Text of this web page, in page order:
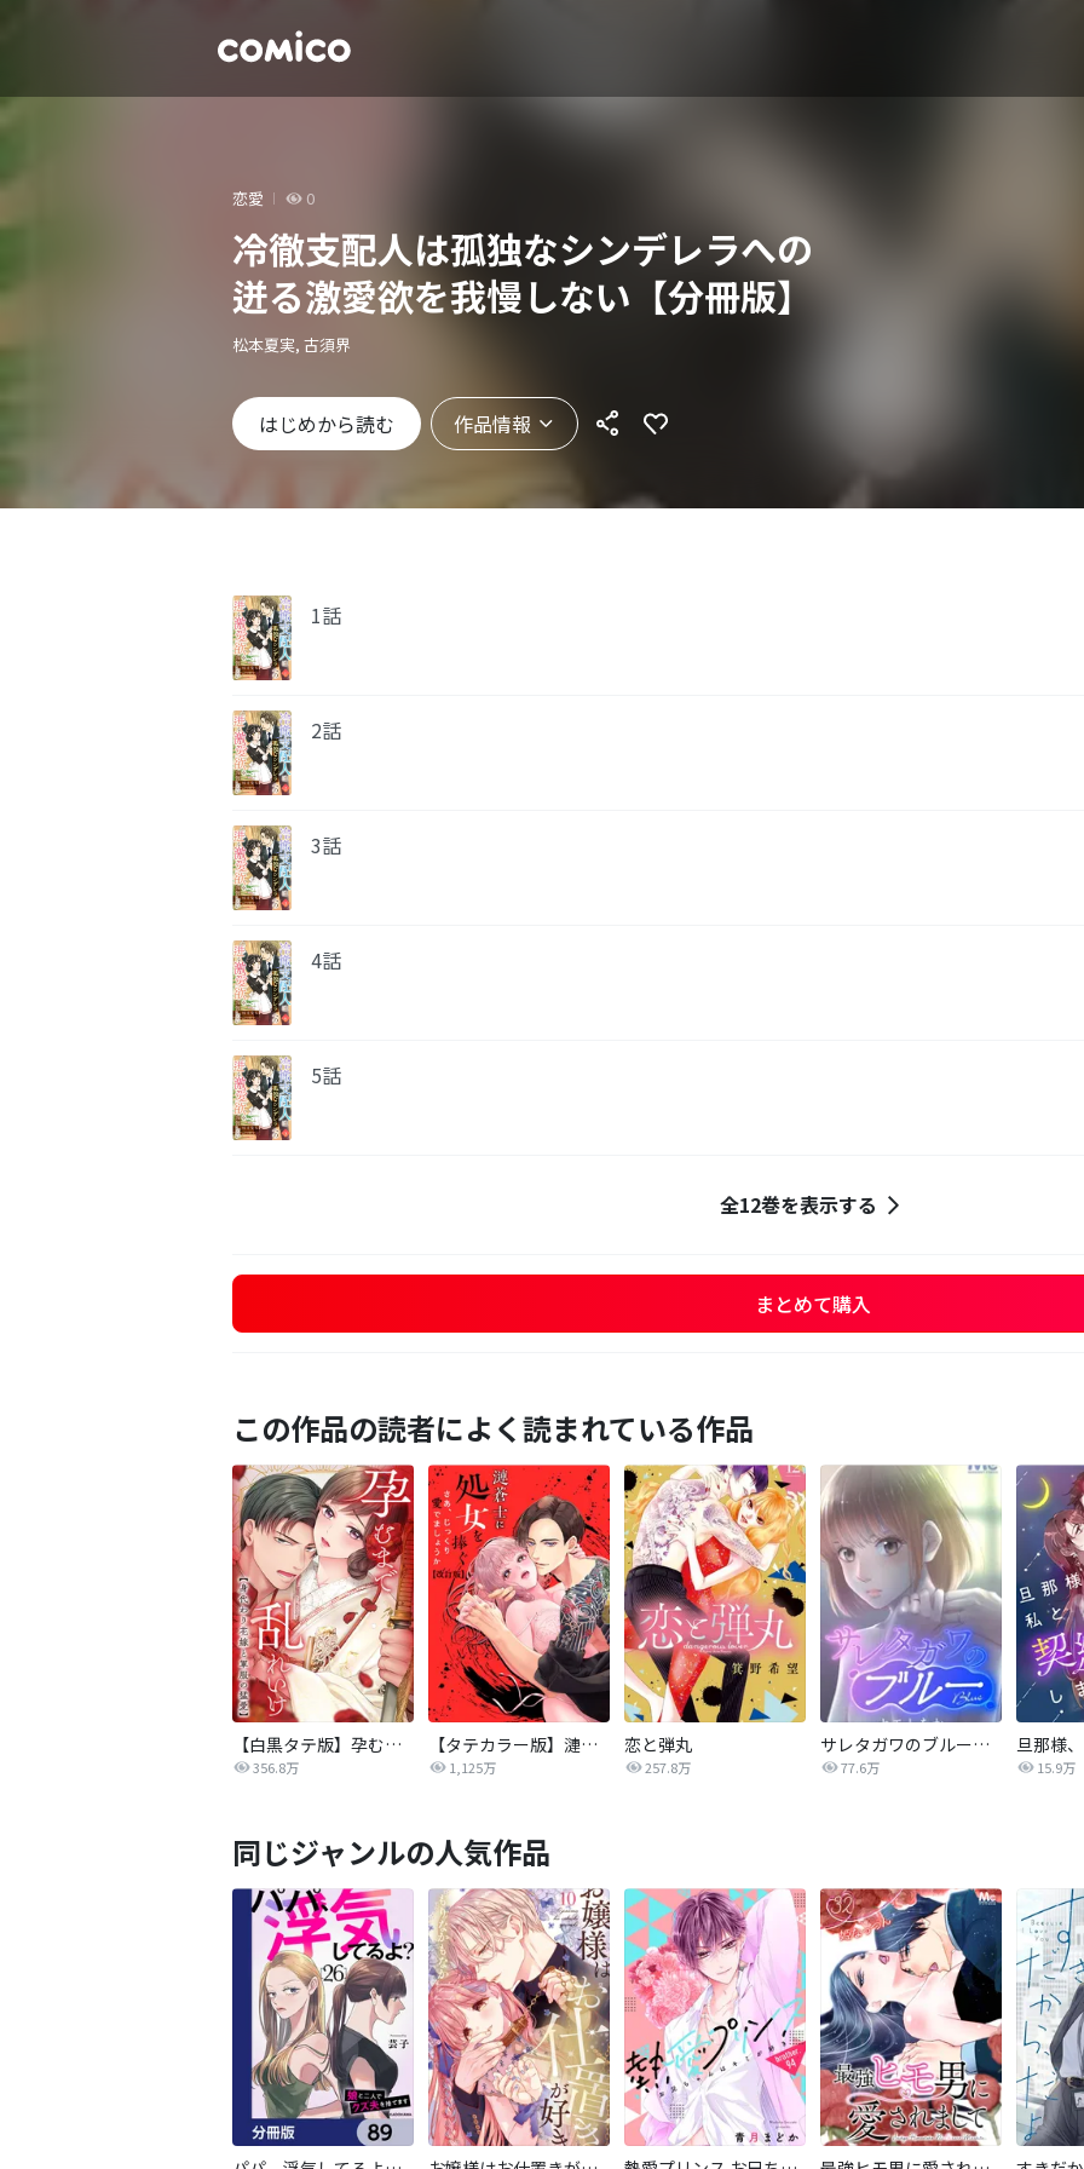
恋愛 0
冷徹支配人は孤独なシンデレラへの
迸る激愛欲を我慢しない【分冊版】
松本夏実, 古須界
はじめから読む 作品情報
1話
2話
3話
4話
5話
全12巻を表示する
まとめて購入
この作品の読者によく読まれている作品
【白黒タテ版】孕むまで乱れいけ～身代わり花嫁と軍服の猛愛
356.8万
【タテカラー版】漣蒼士に処女を捧ぐ～さあ、じっくり愛でましょうか
1,125万
恋と弾丸
257.8万
サレタガワのブルー【タテヨミ】
77.6万 15.9万
同じジャンルの人気作品